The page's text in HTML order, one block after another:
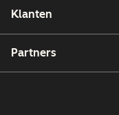
Klanten
Partners